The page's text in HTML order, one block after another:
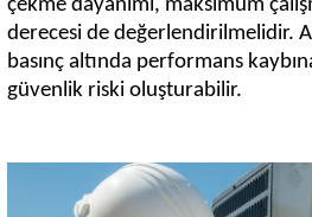
çekme dayanımı, maksimum
derecesi de değerlendirilmelidir.
basınç altında performans
güvenlik riski oluşturabilir.